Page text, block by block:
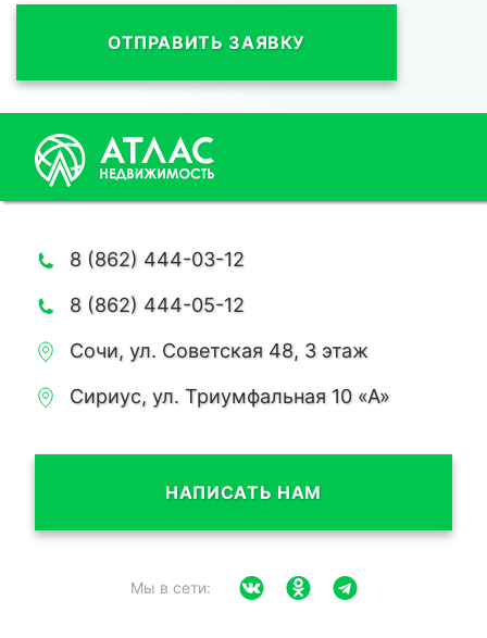
ОТПРАВИТЬ ЗАЯВКУ
8 (862) 444-03-12
8 (862) 444-05-12
Сочи, ул. Советская 48, 3 этаж
Сириус, ул. Триумфальная 10 «А»
НАПИСАТЬ НАМ
Мы в сети: